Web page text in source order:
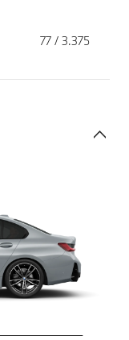
77 / 3.375